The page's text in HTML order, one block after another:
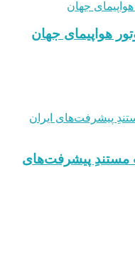
هواپیمای جهان
مستندِ پیشرفت‌های